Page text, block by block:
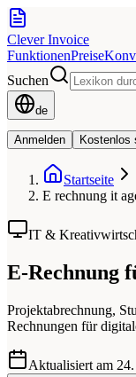
Clever Invoice
FunktionenPreise
Suchen
de
Anmelden Kostenlos
Startseite
E rechnung it
IT &
E-Rechnung
Projektabrechnung,
Rechnungen für
Aktualisiert am